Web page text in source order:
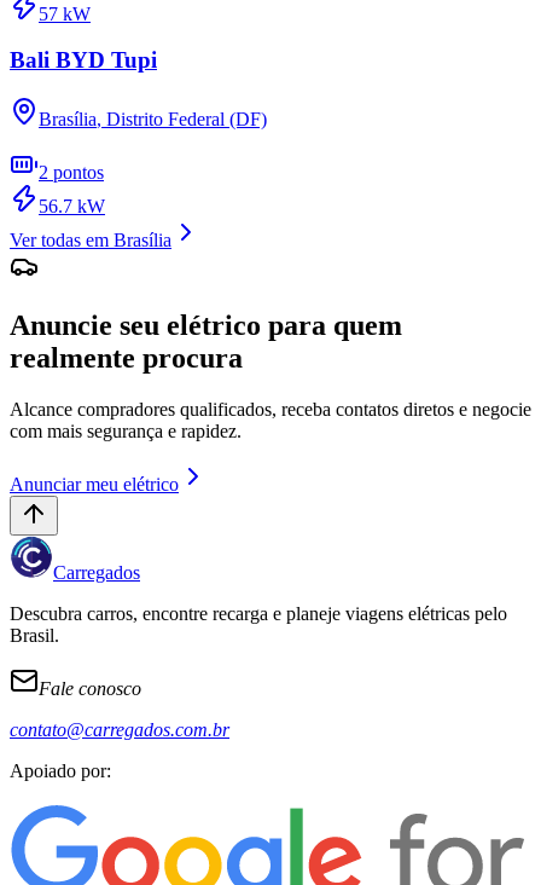
57 kW
Bali BYD Tupi
Brasília, Distrito Federal (DF)
2 pontos
56.7 kW
Ver todas em Brasília
Anuncie seu elétrico para quem
realmente procura
Alcance compradores qualificados, receba contatos diretos e negocie
com mais segurança e rapidez.
Anunciar meu elétrico
Carregados
Descubra carros, encontre recarga e planeje viagens elétricas pelo
Brasil.
Fale conosco
contato@carregados.com.br
Apoiado por: